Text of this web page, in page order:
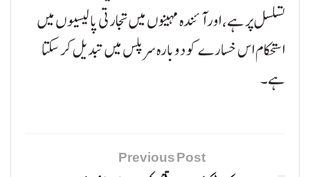
تسلسل پر ہے، اور آئندہ مہینوں میں تجارتی پالیسیوں میں
استحکام اس خسارے کو دوبارہ سرپلس میں تبدیل کر سکتا
ہے۔
Previous Post